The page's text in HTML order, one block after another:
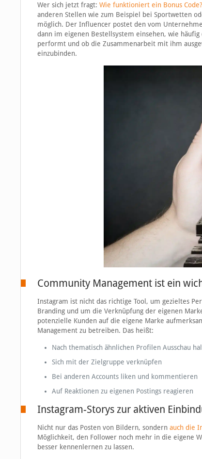
Wer sich jetzt fragt: Wie funktioniert ein Bonus Code?
anderen Stellen wie zum Beispiel bei Sportwetten
möglich. Der Influencer postet den vom
dann im eigenen Bestellsystem einsehen, wie
performt und ob die Zusammenarbeit mit ihm
einzubinden.
Community Management ist ein
Instagram ist nicht das richtige Tool, um gezieltes
Branding und um die Verknüpfung der eigenen
potenzielle Kunden auf die eigene Marke
Management zu betreiben. Das heißt:
Nach thematisch ähnlichen Profilen Ausschau
Sich mit der Zielgruppe verknüpfen
Bei anderen Accounts liken und kommentieren
Auf Reaktionen zu eigenen Postings reagieren
Instagram-Storys zur aktiven
Nicht nur das Posten von Bildern, sondern auch die
Möglichkeit, den Follower noch mehr in die eigene
besser kennenlernen zu lassen.